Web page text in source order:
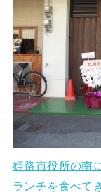
姫路市役所の南
ランチを食べて